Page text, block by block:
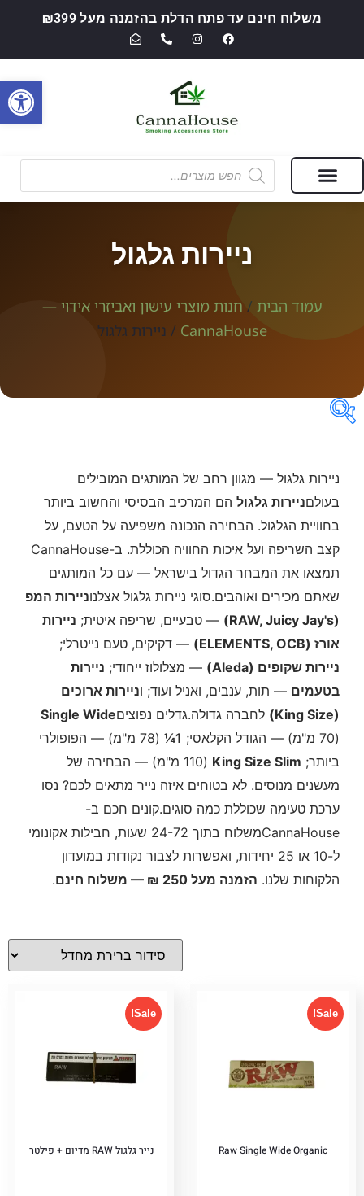
משלוח חינם עד פתח הדלת בהזמנה מעל ₪399
ניירות גלגול
עמוד הבית / חנות מוצרי עישון ואביזרי אידוי —
CannaHouse / ניירות גלגול
מחירים
ניירות גלגול — מגוון רחב של המותגים המובילים
בעולםניירות גלגול הם המרכיב הבסיסי והחשוב ביותר
בחוויית הגלגול. הבחירה הנכונה משפיעה על הטעם, על
קצב השריפה ועל איכות החוויה הכוללת. ב-CannaHouse
תמצאו את המבחר הגדול בישראל — עם כל המותגים
שאתם מכירים ואוהבים.סוגי ניירות גלגול אצלנוניירות המפ
(RAW, Juicy Jay's)
— טבעיים, שריפה איטית; ניירות
אורז (ELEMENTS, OCB)
— דקיקים, טעם נייטרלי;
ניירות שקופים (Aleda)
— מצלולוז ייחודי; ניירות
בטעמים — תות, ענבים, ואניל ועוד; וניירות ארוכים
(King Size)
לחברה גדולה.גדלים נפוציםSingle Wide
(70 מ"מ) — הגודל הקלאסי;
1¼
(78 מ"מ) — הפופולרי
ביותר; King Size Slim
(110 מ"מ) — הבחירה של
מעשנים מנוסים. לא בטוחים איזה נייר מתאים לכם? נסו
ערכת טעימה שכוללת כמה סוגים.קונים חכם ב-
CannaHouseמשלוח בתוך 24-72 שעות, חבילות אקונומי
ל-10 או 25 יחידות, ואפשרות לצבור נקודות במועדון
הלקוחות שלנו. הזמנה מעל 250 ₪ — משלוח חינם .
Sale!
Raw Single Wide Organic
Sale!
נייר גלגול RAW מדיום + פילטר
פתח